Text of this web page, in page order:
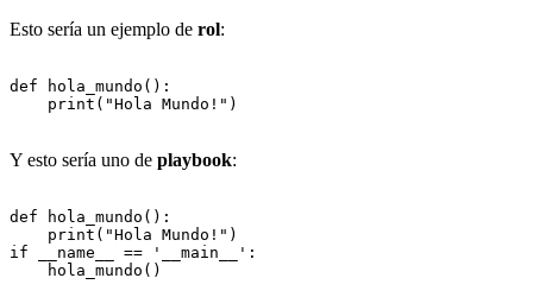
Esto sería un ejemplo de rol:
def hola_mundo():
    print("Hola Mundo!")
Y esto sería uno de playbook:
def hola_mundo():
    print("Hola Mundo!")
if __name__ == '__main__':
    hola_mundo()